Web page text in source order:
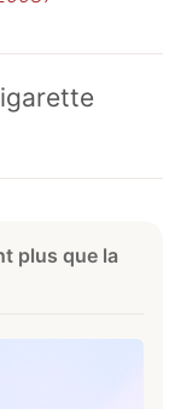
plus que la